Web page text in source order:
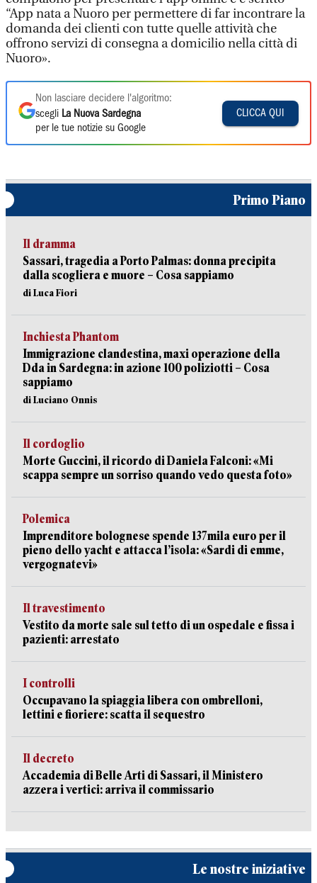
“App nata a Nuoro per permettere di far incontrare la
domanda dei clienti con tutte quelle attività che
offrono servizi di consegna a domicilio nella città di
Nuoro».
Non lasciare decidere l'algoritmo:
scegli La Nuova Sardegna
per le tue notizie su Google
CLICCA QUI
Primo Piano
Il dramma
Sassari, tragedia a Porto Palmas: donna precipita
dalla scogliera e muore – Cosa sappiamo
di Luca Fiori
Inchiesta Phantom
Immigrazione clandestina, maxi operazione della
Dda in Sardegna: in azione 100 poliziotti – Cosa
sappiamo
di Luciano Onnis
Il cordoglio
Morte Guccini, il ricordo di Daniela Falconi: «Mi
scappa sempre un sorriso quando vedo questa foto»
Polemica
Imprenditore bolognese spende 137mila euro per il
pieno dello yacht e attacca l’isola: «Sardi di emme,
vergognatevi»
Il travestimento
Vestito da morte sale sul tetto di un ospedale e fissa i
pazienti: arrestato
I controlli
Occupavano la spiaggia libera con ombrelloni,
lettini e fioriere: scatta il sequestro
Il decreto
Accademia di Belle Arti di Sassari, il Ministero
azzera i vertici: arriva il commissario
Le nostre iniziative